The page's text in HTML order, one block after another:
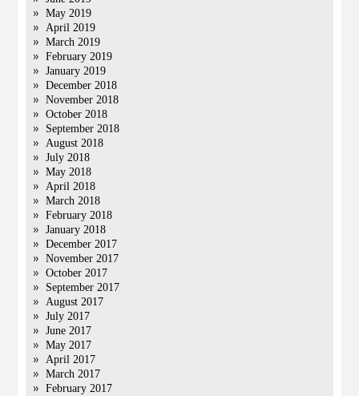
May 2019
April 2019
March 2019
February 2019
January 2019
December 2018
November 2018
October 2018
September 2018
August 2018
July 2018
May 2018
April 2018
March 2018
February 2018
January 2018
December 2017
November 2017
October 2017
September 2017
August 2017
July 2017
June 2017
May 2017
April 2017
March 2017
February 2017